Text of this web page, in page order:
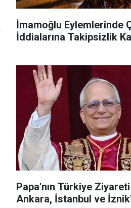
İmamoğlu Eylemlerinde
İddialarına Takipsizlik
Papa'nın Türkiye
Ankara, İstanbul ve